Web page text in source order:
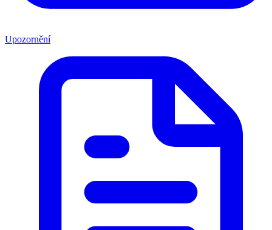
Upozornění